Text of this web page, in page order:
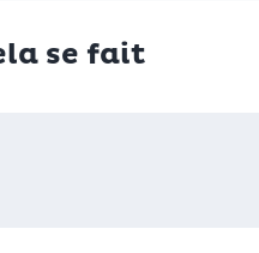
se fait